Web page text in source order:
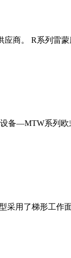
商。 R系列雷
备—MTW系列
用了梯形工